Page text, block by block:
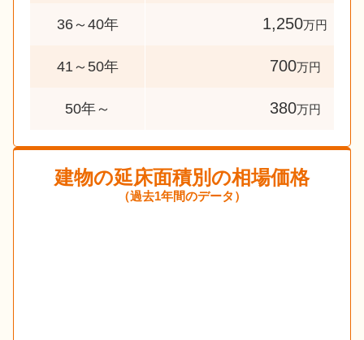
36～40年 1,250万円
41～50年 700万円
50年～ 380万円
建物の延床面積別の相場価格
（過去1年間のデータ）